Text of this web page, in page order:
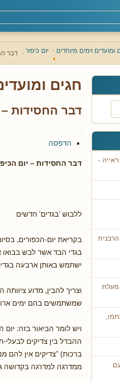
ומועדים וימים מיוחדים יום כיפור דבר
-
מעלת
חגים
דבר החסידות –
הדפסה
דבר החסידות – יום
ללבוש 'בגדים' חדשים
בקריאת יום-הכפורים,
בגדי הבד אשר לבש בבואו
ישתמש באותן ארבעה
וצריך להבין, מדוע
שמשתמשים בהם ימים
ויש לומר הביאור בזה:
ההבדל בין צדיקים
ברכות) "צדיקים אין להם
ממדרגה למדרגה בקדושה